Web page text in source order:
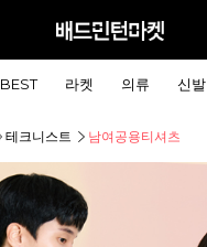
BEST 라켓 의류 신발
테크니스트 남여공용티셔츠